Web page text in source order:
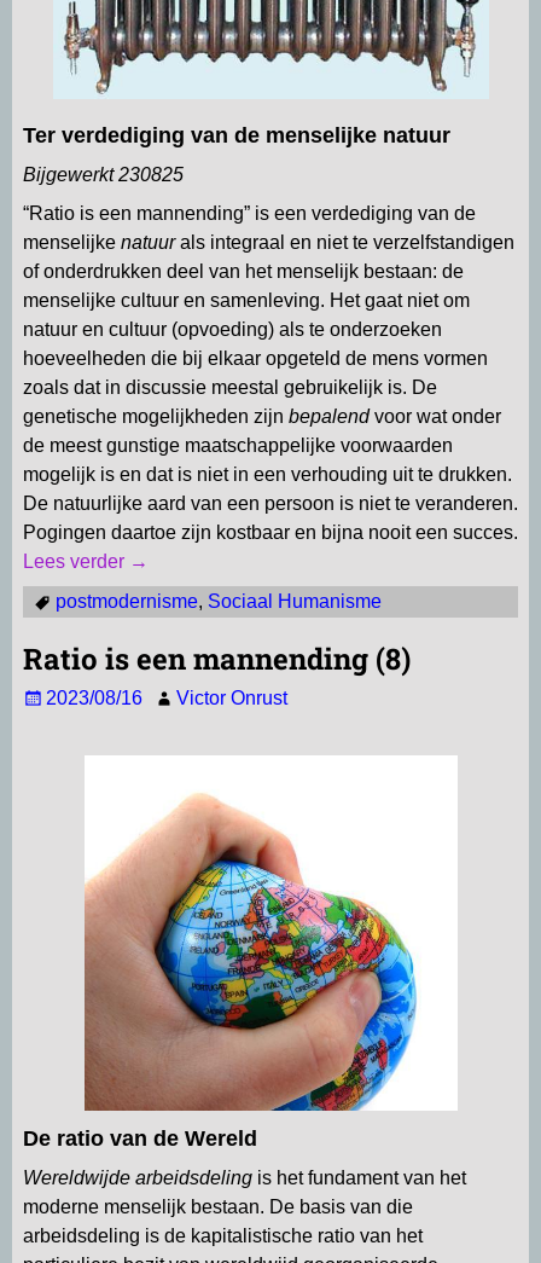
Ter verdediging van de menselijke natuur
Bijgewerkt 230825
“Ratio is een mannending” is een verdediging van de
menselijke natuurals integraal en niet te verzelfstandigen
of onderdrukken deel van het menselijk bestaan: de
menselijke cultuur en samenleving. Het gaat niet om
natuur en cultuur (opvoeding) als te onderzoeken
hoeveelheden die bij elkaar opgeteld de mens vormen
zoals dat in discussie meestal gebruikelijk is. De
genetische mogelijkheden zijn bepalendvoor wat onder
de meest gunstige maatschappelijke voorwaarden
mogelijk is en dat is niet in een verhouding uit te drukken.
De natuurlijke aard van een persoon is niet te veranderen.
Pogingen daartoe zijn kostbaar en bijna nooit een succes.
Lees verder →
postmodernisme, Sociaal Humanisme
Ratio is een mannending (8)
2023/08/16 Victor Onrust
De ratio van de Wereld
Wereldwijde arbeidsdelingis het fundament van het
moderne menselijk bestaan. De basis van die
arbeidsdeling is de kapitalistische ratio van het